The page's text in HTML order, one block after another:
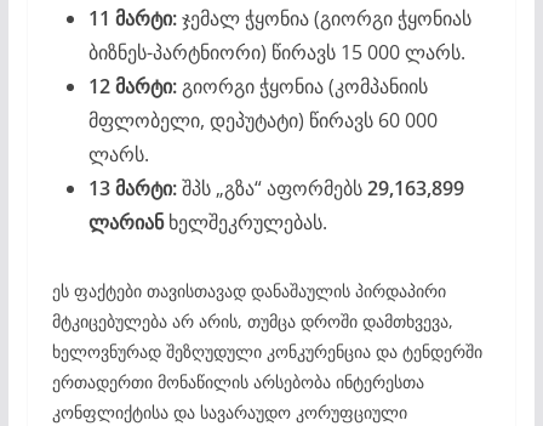
11 მარტი:ჯემალ ჭყონია (გიორგი ჭყონიას
ბიზნეს-პარტნიორი) წირავს 15 000 ლარს.
12 მარტი:გიორგი ჭყონია (კომპანიის
მფლობელი, დეპუტატი) წირავს 60 000
ლარს.
13 მარტი:შპს „გზა“ აფორმებს29,163,899
ლარიანხელშეკრულებას.
ეს ფაქტები თავისთავად დანაშაულის პირდაპირი
მტკიცებულება არ არის, თუმცა დროში დამთხვევა,
ხელოვნურად შეზღუდული კონკურენცია და ტენდერში
ერთადერთი მონაწილის არსებობა ინტერესთა
კონფლიქტისა და სავარაუდო კორუფციული